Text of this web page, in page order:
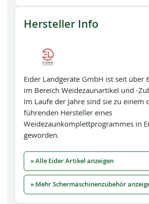
Hersteller Info
Eider Landgeräte GmbH ist seit über
im Bereich Weidezaunartikel und -
Im Laufe der Jahre sind sie zu einem
führenden Hersteller eines
Weidezaunkomplettprogrammes in
geworden.
» Alle Eider Artikel anzeigen
» Mehr Schermaschinenzubehör